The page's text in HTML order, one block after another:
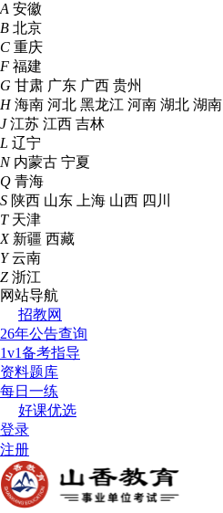
A 安徽
B 北京
C 重庆
F 福建
G 甘肃 广东 广西 贵州
H 海南 河北 黑龙江 河南 湖北 湖南
J 江苏 江西 吉林
L 辽宁
N 内蒙古 宁夏
Q 青海
S 陕西 山东 上海 山西 四川
T 天津
X 新疆 西藏
Y 云南
Z 浙江
网站导航
招教网
26年公告查询
1v1备考指导
资料题库
每日一练
好课优选
登录
注册